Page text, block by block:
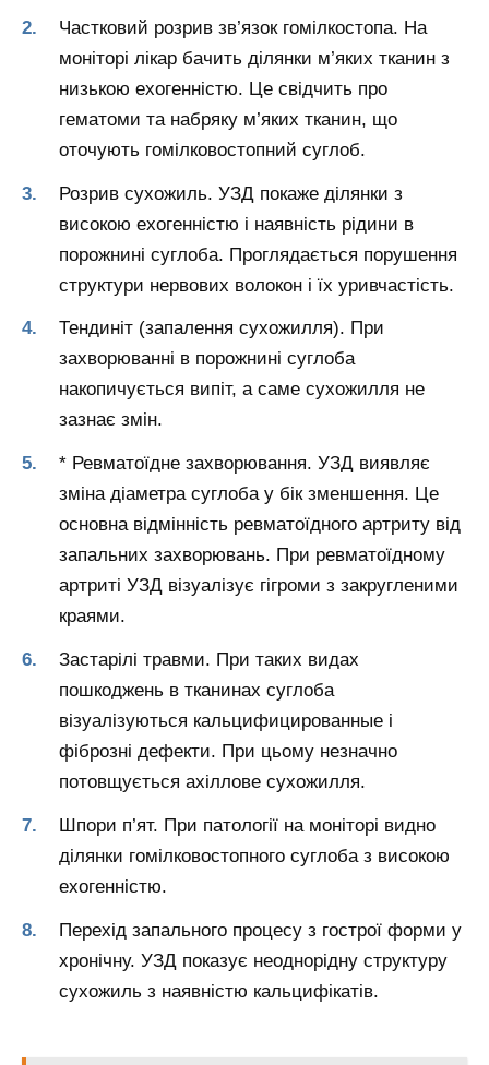
Частковий розрив зв’язок гомілкостопа. На
моніторі лікар бачить ділянки м’яких тканин з
низькою ехогенністю. Це свідчить про
гематоми та набряку м’яких тканин, що
оточують гомілковостопний суглоб.
Розрив сухожиль. УЗД покаже ділянки з
високою ехогенністю і наявність рідини в
порожнині суглоба. Проглядається порушення
структури нервових волокон і їх уривчастість.
Тендиніт (запалення сухожилля). При
захворюванні в порожнині суглоба
накопичується випіт, а саме сухожилля не
зазнає змін.
* Ревматоїдне захворювання. УЗД виявляє
зміна діаметра суглоба у бік зменшення. Це
основна відмінність ревматоїдного артриту від
запальних захворювань. При ревматоїдному
артриті УЗД візуалізує гігроми з закругленими
краями.
Застарілі травми. При таких видах
пошкоджень в тканинах суглоба
візуалізуються кальцифицированные і
фіброзні дефекти. При цьому незначно
потовщується ахіллове сухожилля.
Шпори п’ят. При патології на моніторі видно
ділянки гомілковостопного суглоба з високою
ехогенністю.
Перехід запального процесу з гострої форми у
хронічну. УЗД показує неоднорідну структуру
сухожиль з наявністю кальцифікатів.